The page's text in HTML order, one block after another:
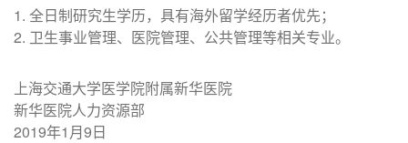
1. 全日制研究生学历，具有海外留学经历者优先；
2. 卫生事业管理、医院管理、公共管理等相关专业。
上海交通大学医学院附属新华医院
新华医院人力资源部
2019年1月9日